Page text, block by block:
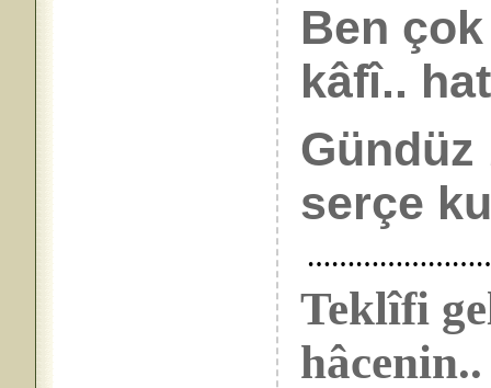
Ben
kâfî..
Gündüz
serçe
Teklîfi
hâcenin..